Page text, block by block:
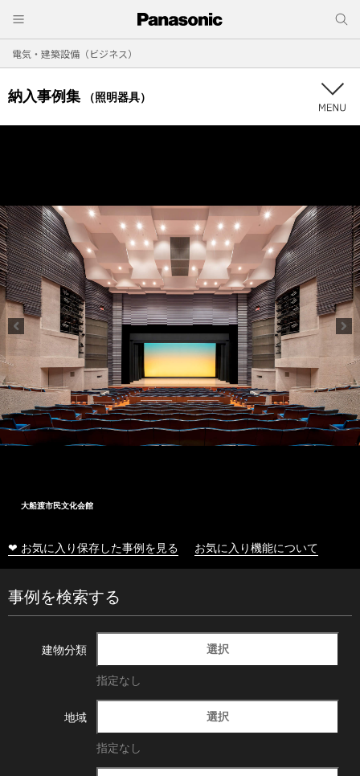
電気・建築設備（ビジネス）
納入事例集 （照明器具）
大船渡市民文化会館
❤ お気に入り保存した事例を見る お気に入り機能について
事例を検索する
建物分類 選択
指定なし
地域 選択
指定なし